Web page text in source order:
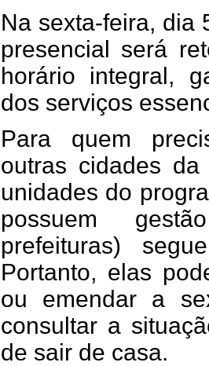
Na sexta-feira, dia
presencial será
horário integral,
dos serviços
Para quem
outras cidades
unidades do
possuem
prefeituras)
Portanto, elas
ou emendar a
consultar a
de sair de casa.